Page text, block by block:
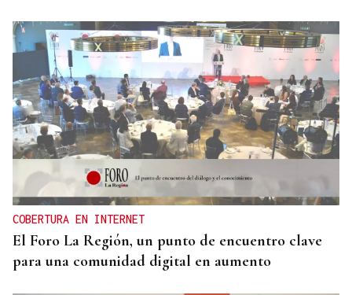
COBERTURA EN INTERNET
El Foro La Región, un punto de encuentro clave
para una comunidad digital en aumento